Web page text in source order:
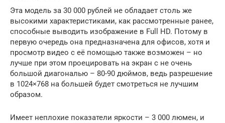
Эта модель за 30 000 рублей не обладает столь же
высокими характеристиками, как рассмотренные ранее,
способные выводить изображение в Full HD. Потому в
первую очередь она предназначена для офисов, хотя и
просмотр видео с её помощью также возможен – но
лучше при этом проецировать на экран с не очень
большой диагональю – 80-90 дюймов, ведь разрешение
в 1024×768 на большей будет смотреться не лучшим
образом.
Имеет неплохие показатели яркости – 3 000 люмен, и